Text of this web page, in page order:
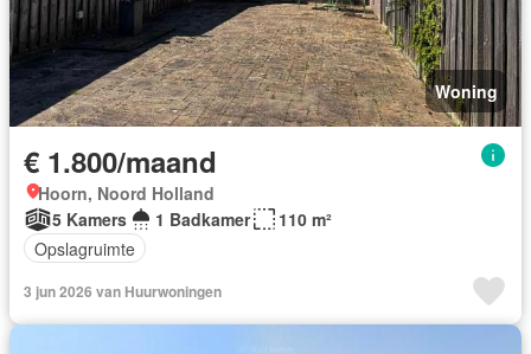
Woning
€ 1.800/maand
Hoorn, Noord Holland
5 Kamers
1 Badkamer
110 m²
Opslagruimte
3 jun 2026 van Huurwoningen